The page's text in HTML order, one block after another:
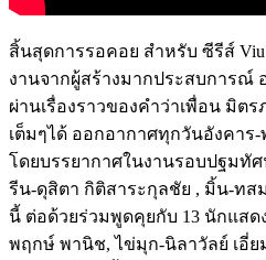
สิ้นสุดการรอคอย สำหรับ ซีรีส์ Viu
งานจากผู้สร้างมากประสบการณ์
ผ่านเรื่องราวของคำว่าเพื่อน มิ
เต็มๆได้ ออกอากาศทุกวันอังคาร-
โดยบรรยากาศในงานรอบปฐมทัศน์
รีน-ดุสิตา กิติสาระกุลชัย , มิ้น-ทส
นี้ ต่อด้วยร่วมพูดคุยกับ 13 นักแสด
พฤกษ์ พานิช, ไข่มุก-นิลาวัลย์ เอี่